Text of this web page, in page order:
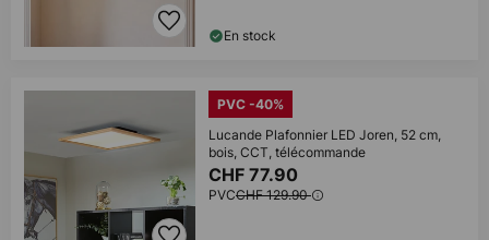
En stock
PVC -40%
Lucande Plafonnier LED Joren, 52 cm,
bois, CCT, télécommande
CHF 77.90
PVCCHF 129.90